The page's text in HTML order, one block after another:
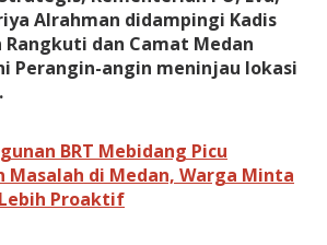
Alrahman didampingi Kadis
Rangkuti dan Camat Medan
Perangin-angin meninjau lokasi
BRT Mebidang Picu
Masalah di Medan, Warga Minta
Proaktif